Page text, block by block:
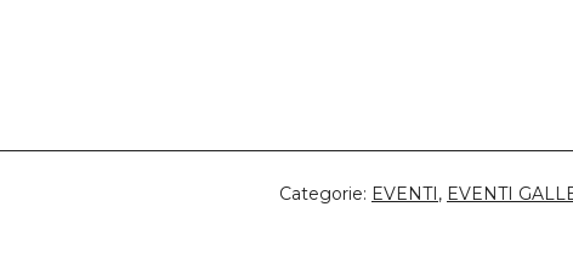
Categorie: EVENTI, EVENTI